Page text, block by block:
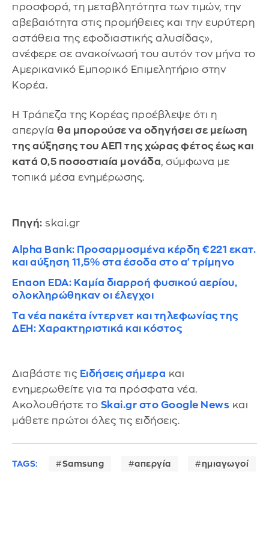
προσφορά, τη μεταβλητότητα των τιμών, την
αβεβαιότητα στις προμήθειες και την ευρύτερη
αστάθεια της εφοδιαστικής αλυσίδας»,
ανέφερε σε ανακοίνωσή του αυτόν τον μήνα το
Αμερικανικό Εμπορικό Επιμελητήριο στην
Κορέα.
Η Τράπεζα της Κορέας προέβλεψε ότι η
απεργία θα μπορούσε να οδηγήσει σε μείωση
της αύξησης του ΑΕΠ της χώρας φέτος έως και
κατά 0,5 ποσοστιαία μονάδα, σύμφωνα με
τοπικά μέσα ενημέρωσης.
Πηγή: skai.gr
Alpha Bank: Προσαρμοσμένα κέρδη €221 εκατ.
και αύξηση 11,5% στα έσοδα στο α' τρίμηνο
Enaon EDA: Kαμία διαρροή φυσικού αερίου,
ολοκληρώθηκαν οι έλεγχοι
Τα νέα πακέτα ίντερνετ και τηλεφωνίας της
ΔΕΗ: Xαρακτηριστικά και κόστος
Διαβάστε τις Ειδήσεις σήμερα και
ενημερωθείτε για τα πρόσφατα νέα.
Ακολουθήστε το Skai.gr στο Google News και
μάθετε πρώτοι όλες τις ειδήσεις.
TAGS: Samsung απεργία ημιαγωγοί